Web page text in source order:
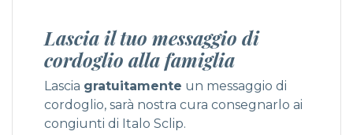
Lascia il tuo messaggio di
cordoglio alla famiglia
Lascia gratuitamente un messaggio di
cordoglio, sarà nostra cura consegnarlo ai
congiunti di Italo Sclip.